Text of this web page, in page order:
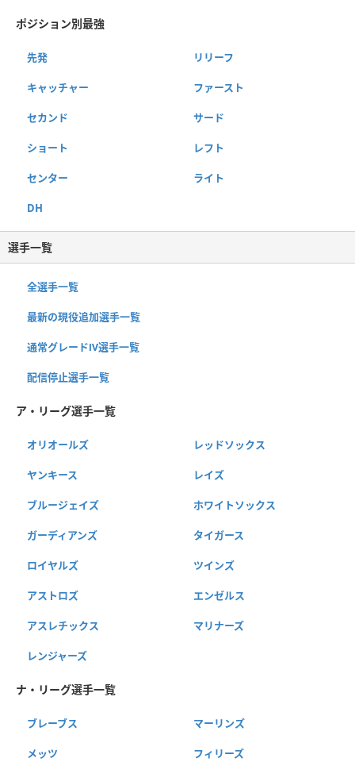
ポジション別最強
先発 リリーフ
キャッチャー ファースト
セカンド サード
ショート レフト
センター ライト
DH
選手一覧
全選手一覧
最新の現役追加選手一覧
通常グレードⅣ選手一覧
配信停止選手一覧
ア・リーグ選手一覧
オリオールズ レッドソックス
ヤンキース レイズ
ブルージェイズ ホワイトソックス
ガーディアンズ タイガース
ロイヤルズ ツインズ
アストロズ エンゼルス
アスレチックス マリナーズ
レンジャーズ
ナ・リーグ選手一覧
ブレーブス マーリンズ
メッツ フィリーズ